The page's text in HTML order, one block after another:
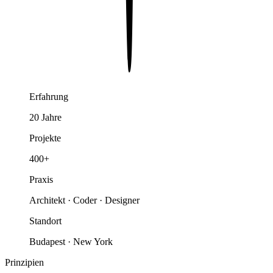
Erfahrung
20 Jahre
Projekte
400+
Praxis
Architekt · Coder · Designer
Standort
Budapest · New York
Prinzipien